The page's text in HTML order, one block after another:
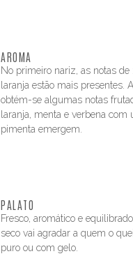
AROMA
No primeiro nariz, as notas
laranja estão mais presentes.
obtém-se algumas notas
laranja, menta e verbena com
pimenta emergem.
PALATO
Fresco, aromático e
seco vai agradar a quem o
puro ou com gelo.